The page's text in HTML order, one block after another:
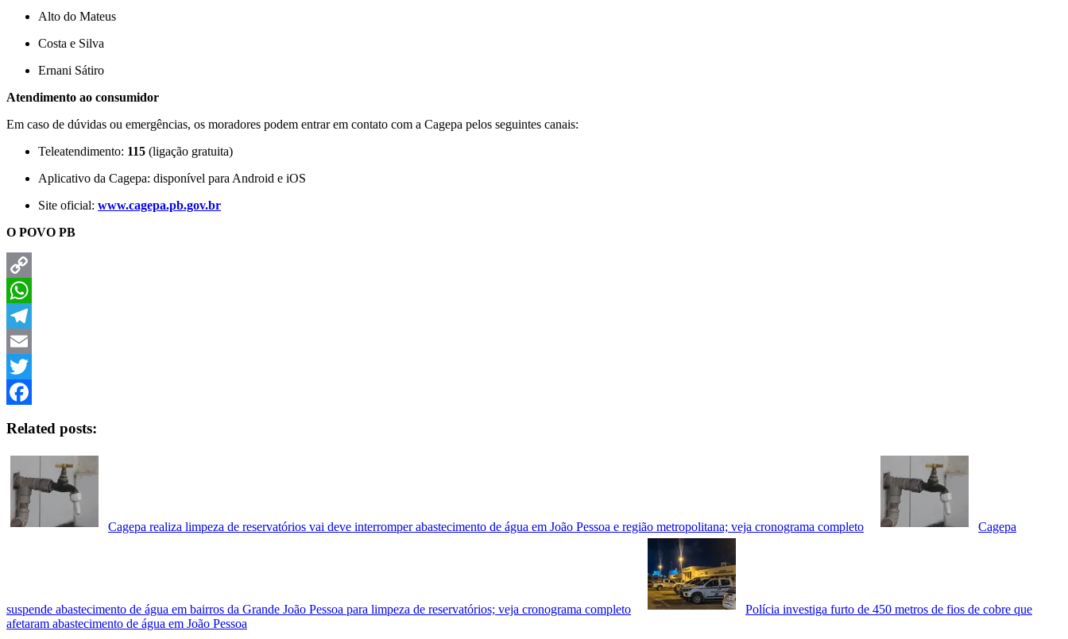
Alto do Mateus
Costa e Silva
Ernani Sátiro
Atendimento ao consumidor
Em caso de dúvidas ou emergências, os moradores podem entrar em contato com a Cagepa pelos seguintes canais:
Teleatendimento: 115 (ligação gratuita)
Aplicativo da Cagepa: disponível para Android e iOS
Site oficial: www.cagepa.pb.gov.br
O POVO PB
Copy
Link
WhatsApp
Telegram
Email
Twitter
Related posts:
Cagepa realiza limpeza de reservatórios vai deve interromper abastecimento de água em João Pessoa e região metropolitana; veja cronograma completo Cagepa
suspende abastecimento de água em bairros da Grande João Pessoa para limpeza de reservatórios; veja cronograma completo
Polícia investiga furto de 450 metros de fios de cobre que
afetaram abastecimento de água em João Pessoa